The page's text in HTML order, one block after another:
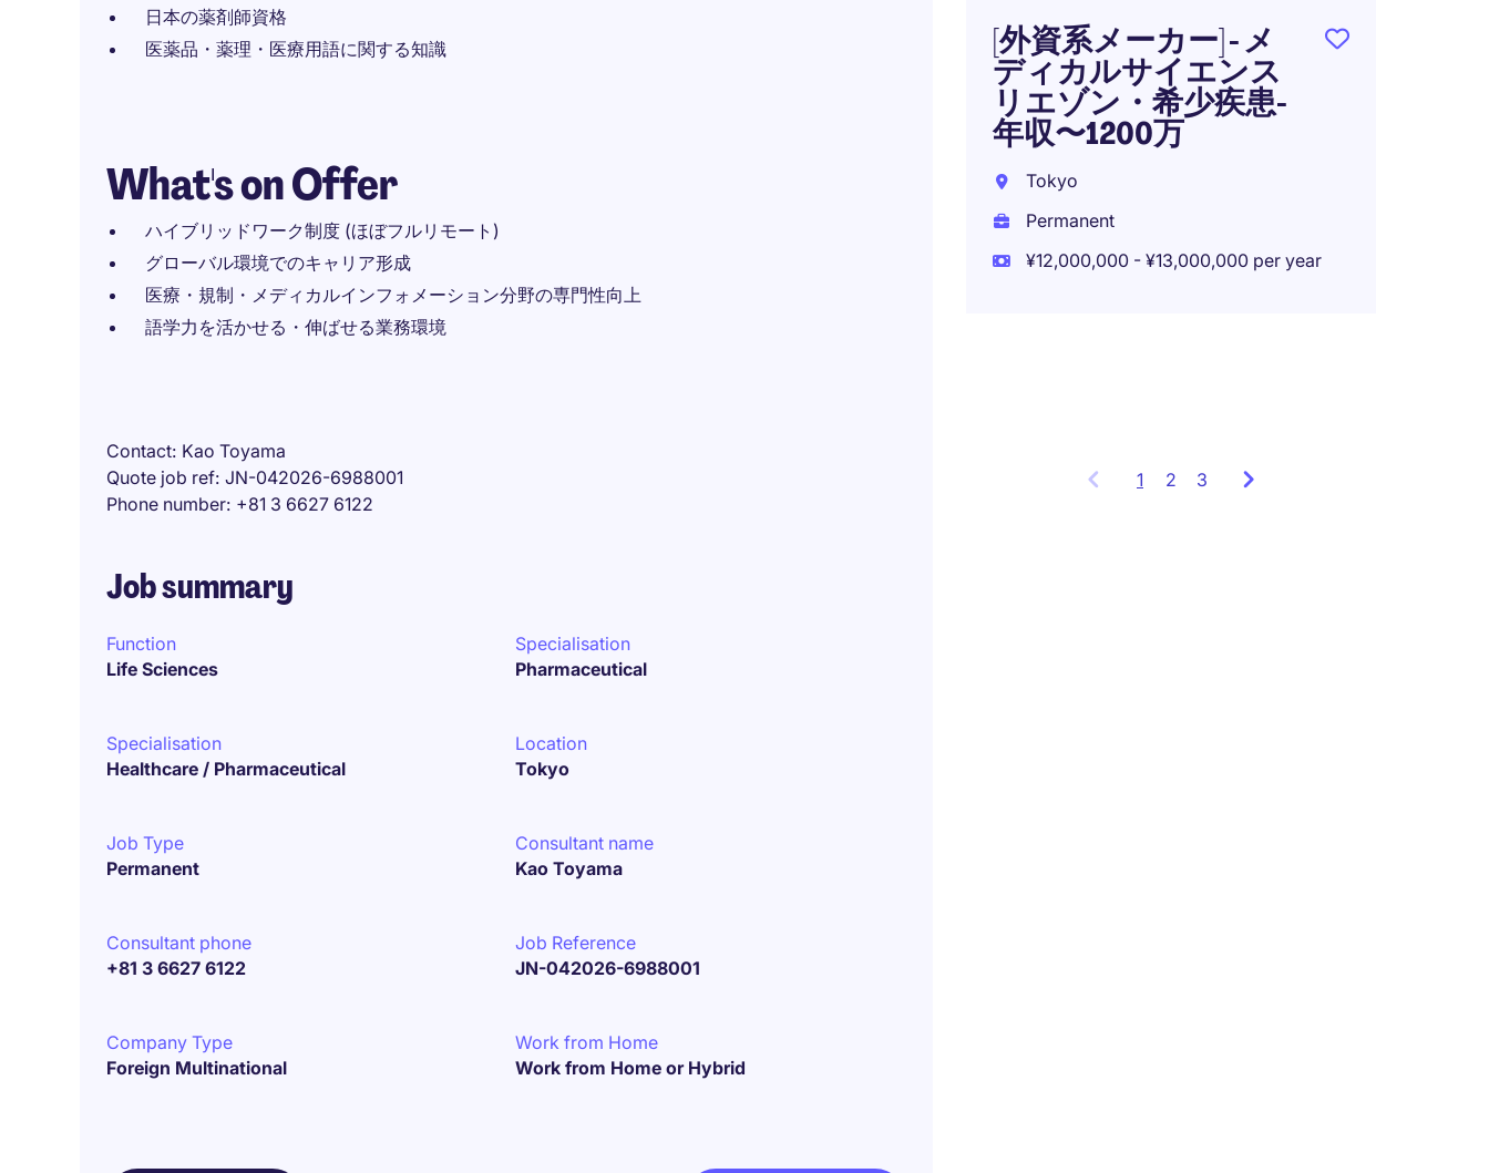
日本の薬剤師資格
医薬品・薬理・医療用語に関する知識
What's on Offer
ハイブリッドワーク制度 (ほぼフルリモート)
グローバル環境でのキャリア形成
医療・規制・メディカルインフォメーション分野の専門性向上
語学力を活かせる・伸ばせる業務環境
Contact Kao Toyama
Quote job ref JN-042026-6988001
Phone number +81 3 6627 6122
Job summary
Function
Life Sciences
Specialisation
Pharmaceutical
Specialisation
Healthcare / Pharmaceutical
Location
Tokyo
Job Type
Permanent
Consultant name
Kao Toyama
Consultant phone
+81 3 6627 6122
Job Reference
JN-042026-6988001
Company Type
Foreign Multinational
Work from Home
Work from Home or Hybrid
[外資系メーカー] - メ
ディカルサイエンス
リエゾン・希少疾患-
年収〜1200万
Tokyo
Permanent
¥12,000,000 - ¥13,000,000 per year
1 Showing
2 3